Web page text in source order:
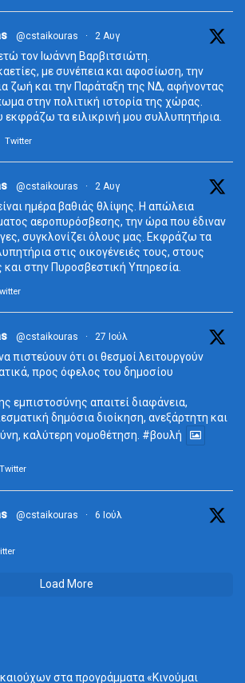
@cstaikouras · 2 Αυγ
τον Ιωάννη Βαρβιτσιώτη.
με συνέπεια και αφοσίωση, την
ζωή και την Παράταξη της ΝΔ, αφήνοντας
στην πολιτική ιστορία της χώρας.
εκφράζω τα ειλικρινή μου συλλυπητήρια.
Twitter
@cstaikouras · 2 Αυγ
ημέρα βαθιάς θλίψης. Η απώλεια
αεροπυρόσβεσης, την ώρα που έδιναν
συγκλονίζει όλους μας. Εκφράζω τα
στις οικογένειές τους, στους
στην Πυροσβεστική Υπηρεσία.
@cstaikouras · 27 Ιούλ
πιστεύουν ότι οι θεσμοί λειτουργούν
προς όφελος του δημοσίου
εμπιστοσύνης απαιτεί διαφάνεια,
δημόσια διοίκηση, ανεξάρτητη και
καλύτερη νομοθέτηση. #βουλή
Twitter
@cstaikouras · 6 Ιούλ
Load More